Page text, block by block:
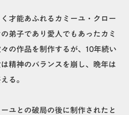
才能あふれるカミーユ・クロー
弟子であり愛人でもあったカミ
の作品を制作するが、10年続い
精神のバランスを崩し、晩年は
る。
ユとの破局の後に制作されたと